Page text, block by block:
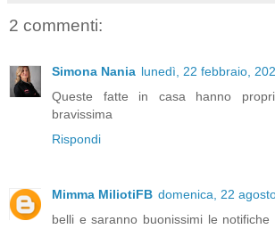
2 commenti:
Simona Nania lunedì, 22 febbraio,
Queste fatte in casa hanno
bravissima
Rispondi
Mimma MiliotiFB domenica, 22
belli e saranno buonissimi le